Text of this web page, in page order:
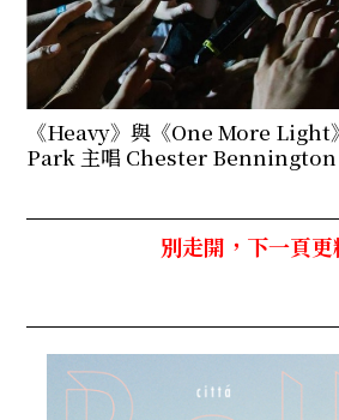
《Heavy》與《One More
Park 主唱 Chester Bennington
別走開，下一頁